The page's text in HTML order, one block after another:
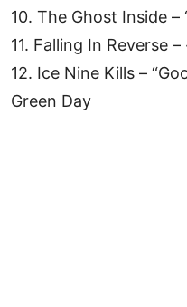
10. The Ghost Inside
11. Falling In Reverse
12. Ice Nine Kills –
Green Day